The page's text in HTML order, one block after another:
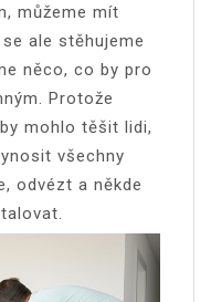
můžeme mít
ale stěhujeme
něco, co by pro
Protože
mohlo těšit lidi,
všechny
odvézt a někde